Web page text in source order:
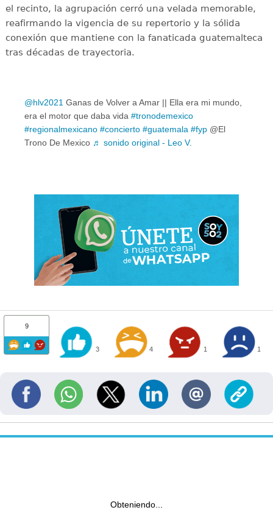
el recinto, la agrupación cerró una velada memorable,
reafirmando la vigencia de su repertorio y la sólida
conexión que mantiene con la fanaticada guatemalteca
tras décadas de trayectoria.
@hlv2021 Ganas de Volver a Amar || Ella era mi mundo,
era el motor que daba vida #tronodemexico
#regionalmexicano #concierto #guatemala #fyp @El
Trono De Mexico ♬ sonido original - Leo V.
9
3 4 1 1
Obteniendo...